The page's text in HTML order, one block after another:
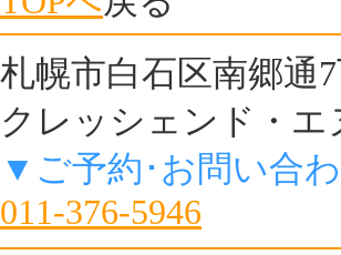
札幌市白石区南郷通
クレッシェンド・エ
▼ご予約･お問い合
011-376-5946